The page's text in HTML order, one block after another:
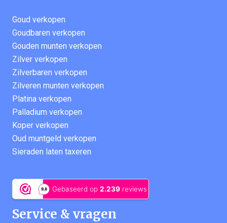
Goud verkopen
Goudbaren verkopen
Gouden munten verkopen
Zilver verkopen
Zilverbaren verkopen
Zilveren munten verkopen
Platina verkopen
Palladium verkopen
Koper verkopen
Oud muntgeld verkopen
Sieraden laten taxeren
Service & vragen